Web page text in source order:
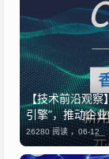
【技术前沿观察
引擎”，推动企
26280 阅读 ， 06-12